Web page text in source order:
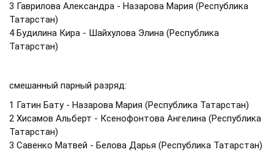
3 Гаврилова Александра - Назарова Мария (Республика
Татарстан)
4 Будилина Кира - Шайхулова Элина (Республика
Татарстан)
смешанный парный разряд:
1 Гатин Бату - Назарова Мария (Республика Татарстан)
2 Хисамов Альберт - Ксенофонтова Ангелина (Республика
Татарстан)
3 Савенко Матвей - Белова Дарья (Республика Татарстан)